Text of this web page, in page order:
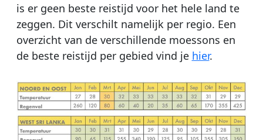
is er geen beste reistijd voor het hele land te
zeggen. Dit verschilt namelijk per regio. Een
overzicht van de verschillende moessons en
de beste reistijd per gebied vind je hier.